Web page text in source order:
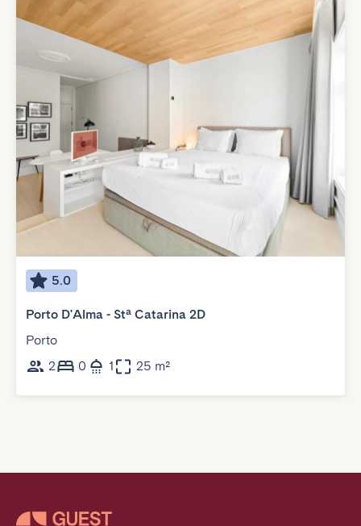
5.0
Porto D'Alma - Stª Catarina 2D
Porto
2
0 1 25 m²